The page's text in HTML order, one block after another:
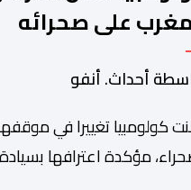
على صحرائه
أحداث. أنفو
كولومبيا تغييرا في
مؤكدة اعترافها